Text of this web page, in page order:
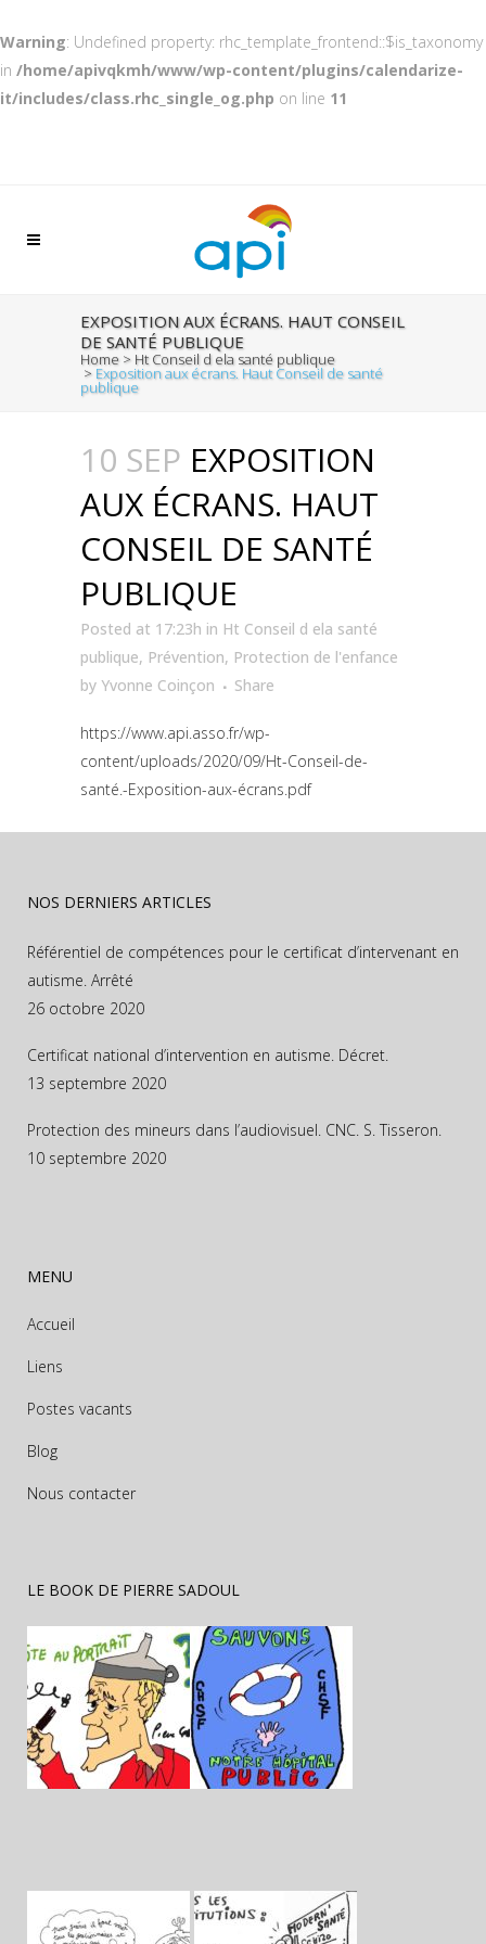
Warning: Undefined property: rhc_template_frontend::$is_taxonomy
in /home/apivqkmh/www/wp-content/plugins/calendarize-
it/includes/class.rhc_single_og.php on line 11
EXPOSITION AUX ÉCRANS. HAUT CONSEIL
DE SANTÉ PUBLIQUE
Home > Ht Conseil d ela santé publique
> Exposition aux écrans. Haut Conseil de santé
publique
10 SEP EXPOSITION
AUX ÉCRANS. HAUT
CONSEIL DE SANTÉ
PUBLIQUE
Posted at 17:23h in Ht Conseil d ela santé
publique, Prévention, Protection de l'enfance
by Yvonne Coinçon Share
https://www.api.asso.fr/wp-
content/uploads/2020/09/Ht-Conseil-de-
santé.-Exposition-aux-écrans.pdf
NOS DERNIERS ARTICLES
Référentiel de compétences pour le certificat d’intervenant en
autisme. Arrêté
26 octobre 2020
Certificat national d’intervention en autisme. Décret.
13 septembre 2020
Protection des mineurs dans l’audiovisuel. CNC. S. Tisseron.
10 septembre 2020
MENU
Accueil
Liens
Postes vacants
Blog
Nous contacter
LE BOOK DE PIERRE SADOUL